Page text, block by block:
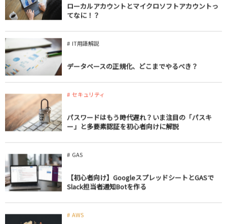
ローカルアカウントとマイクロソフトアカウントっ
てなに！？
IT用語解説
データベースの正規化、どこまでやるべき？
セキュリティ
パスワードはもう時代遅れ？いま注目の「パスキ
ー」と多要素認証を初心者向けに解説
GAS
【初心者向け】GoogleスプレッドシートとGASで
Slack担当者通知Botを作る
AWS